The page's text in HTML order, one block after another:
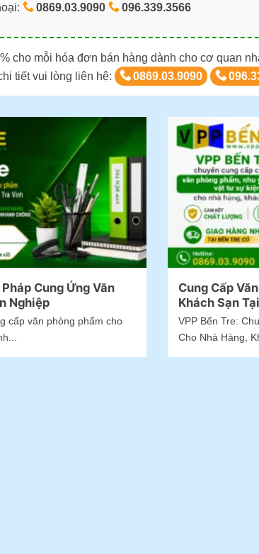
0869.03.9090 096.339.3566
cho mỗi hóa đơn bán hàng dành cho cơ quan
tiết vui lòng liên hệ:
0869.03.9090
Cung Ứng Văn
Nghiệp
cấp văn phòng phẩm cho
Cung Cấp
Khách Sạn
VPP Bến Tre:
Cho Nhà Hàng,